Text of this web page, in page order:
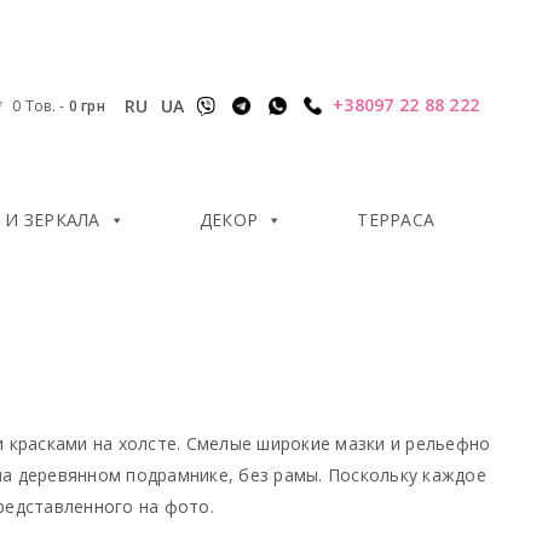
0 Тов. - 0 грн RU UA +38097 22 88 222
ЗЕРКАЛА ДЕКОР ТЕРРАСА
на холсте. Смелые широкие мазки и рельефно
подрамнике, без рамы. Поскольку каждое
на фото.